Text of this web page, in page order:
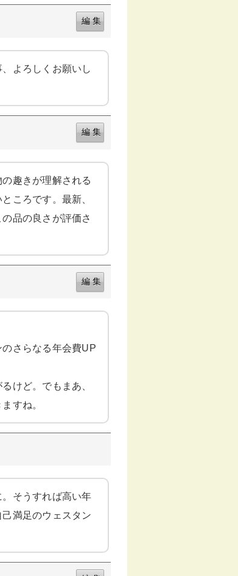
よろしくお願いし
趣きが理解される
ころです。最新、
品の良さが評価さ
さらなる年会費UP
けど。でもまあ、
すね。
そうすれば高い年
満足のウェスタン